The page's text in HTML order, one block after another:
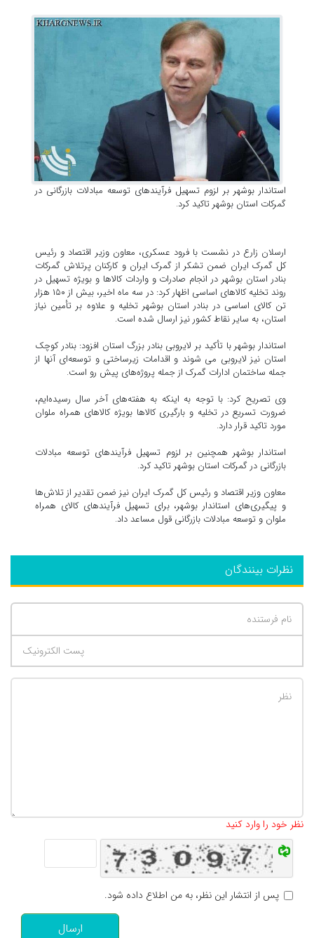
استاندار بوشهر بر لزوم تسهیل فرآیندهای توسعه مبادلات بازرگانی در
گمرکات استان بوشهر تاکید کرد.
ارسلان زارع در نشست با فرود عسکری، معاون وزیر اقتصاد و رئیس
کل گمرک ایران ضمن تشکر از گمرک ایران و کارکنان پرتلاش گمرکات
بنادر استان بوشهر در انجام صادرات و واردات کالاها و بویژه تسهیل در
روند تخلیه کالاهای اساسی اظهار کرد: در سه ماه اخیر، بیش از ۱۵۰ هزار
تن کالای اساسی در بنادر استان بوشهر تخلیه و علاوه بر تأمین نیاز
استان، به سایر نقاط کشور نیز ارسال شده است.
استاندار بوشهر با تأکید بر لایروبی بنادر بزرگ استان افزود: بنادر کوچک
استان نیز لایروبی می شوند و اقدامات زیرساختی و توسعه‌ای آنها از
جمله ساختمان ادارات گمرک از جمله پروژه‌های پیش رو است.
وی تصریح کرد: با توجه به اینکه به هفته‌های آخر سال رسیده‌ایم،
ضرورت تسریع در تخلیه و بارگیری کالاها بویژه کالاهای همراه ملوان
مورد تاکید قرار دارد.
استاندار بوشهر همچنین بر لزوم تسهیل فرآیندهای توسعه مبادلات
بازرگانی در گمرکات استان بوشهر تاکید کرد.
معاون وزیر اقتصاد و رئیس کل گمرک ایران نیز ضمن تقدیر از تلاش‌ها
و پیگیری‌های استاندار بوشهر، برای تسهیل فرآیندهای کالای همراه
ملوان و توسعه مبادلات بازرگانی قول مساعد داد.
نظرات بینندگان
نظر خود را وارد کنید
پس از انتشار این نظر، به من اطلاع داده شود.
ارسال